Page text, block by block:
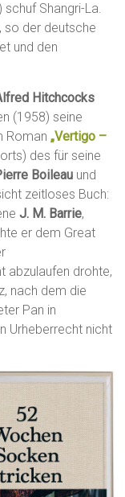
schuf Shangri-La.
so der deutsche
und den
Hitchcocks
(1958) seine
Roman„Vertigo –
des für seine
Boileau und
zeitloses Buch:
J. M. Barrie,
er dem Great
abzulaufen drohte,
nach dem die
Pan in
Urheberrecht nicht